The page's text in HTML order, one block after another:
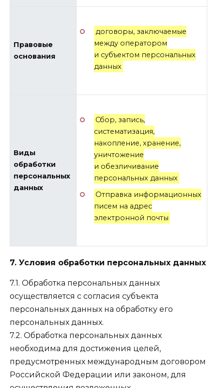
Правовые
основания
договоры, заключаемые
между оператором
и субъектом персональных
данных
Виды
обработки
персональных
данных
Сбор, запись,
систематизация,
накопление, хранение,
уничтожение
и обезличивание
персональных данных
Отправка информационных
писем на адрес
электронной почты
7. Условия обработки персональных данных
7.1. Обработка персональных данных
осуществляется с согласия субъекта
персональных данных на обработку его
персональных данных.
7.2. Обработка персональных данных
необходима для достижения целей,
предусмотренных международным договором
Российской Федерации или законом, для